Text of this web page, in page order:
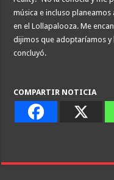
música e incluso
en el Lollapalooza. Me
dijimos que adoptaríamos y
concluyó.
COMPARTIR NOTICIA